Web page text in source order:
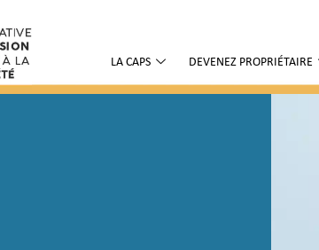
LA CAPS DEVENEZ PROPRIÉTAIRE